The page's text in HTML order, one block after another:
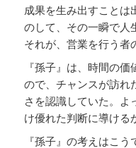
成果を生み出すことは
のして、その一瞬で人
それが、営業を行う者
『孫子』は、時間の
ので、チャンスが訪れ
さを認識していた。よ
け優れた判断に導ける
『孫子』の考えはこ